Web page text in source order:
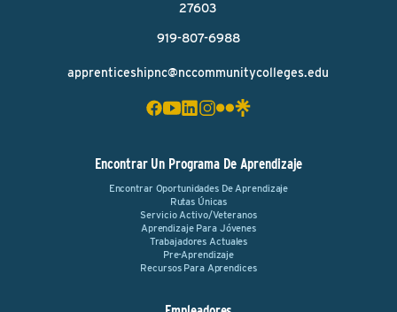
27603
919-807-6988
apprenticeshipnc@nccommunitycolleges.edu
Encontrar Un Programa De Aprendizaje
Encontrar Oportunidades De Aprendizaje
Rutas Únicas
Servicio Activo/Veteranos
Aprendizaje Para Jóvenes
Trabajadores Actuales
Pre-Aprendizaje
Recursos Para Aprendices